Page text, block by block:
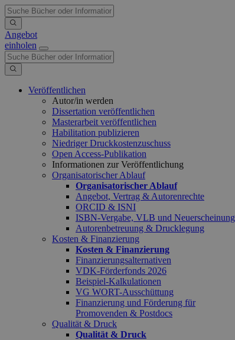
Angebot
einholen
Veröffentlichen
Autor/in werden
Dissertation veröffentlichen
Masterarbeit veröffentlichen
Habilitation publizieren
Niedriger Druckkostenzuschuss
Open Access-Publikation
Informationen zur Veröffentlichung
Organisatorischer Ablauf
Organisatorischer Ablauf
Angebot, Vertrag & Autorenrechte
ORCID & ISNI
ISBN-Vergabe, VLB und
Autorenbetreuung & Drucklegung
Kosten & Finanzierung
Kosten & Finanzierung
Finanzierungsalternativen
VDK-Förderfonds 2026
Beispiel-Kalkulationen
VG WORT-Ausschüttung
Finanzierung und Förderung für
Promovenden & Postdocs
Qualität & Druck
Qualität & Druck